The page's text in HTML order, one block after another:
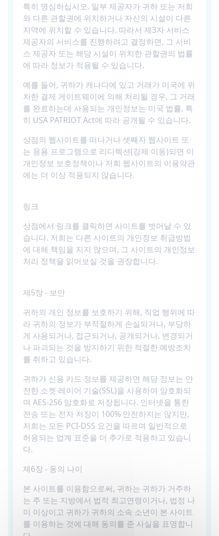
특히 명심하십시오. 일부 제공자가 귀하 또는 저희
와 다른 관할권에 위치하거나 자신의 시설이 다른
지역에 위치할 수 있습니다. 따라서 제3자 서비스
제공자의 서비스를 진행하려고 결정하면, 그 서비
스 제공자 또는 해당 시설이 위치한 관할권의 법률
에 따라 정보가 적용될 수 있습니다.
예를 들어, 귀하가 캐나다에 있고 거래가 미국에 위
치한 결제 게이트웨이에 의해 처리될 경우, 그 거래
를 완료하는데 사용되는 개인정보는 미국 법률, 특
히 USA PATRIOT Act에 따라 공개될 수 있습니다.
상점의 웹사이트를 떠나거나 셋째자 웹사이트 또
는 응용 프로그램으로 리디렉션(강제 이동)되면 이
개인정보 보호정책이나 저희 웹사이트의 이용약관
에는 더 이상 적용되지 않습니다.
링크
상점에서 링크를 클릭하면 사이트를 벗어날 수 있
습니다. 저희는 다른 사이트의 개인정보 취급방법
에 대해 책임을 지지 않으며, 그 사이트의 개인정보
처리 정책을 읽어보실 것을 권장합니다.
제5장 - 보안
귀하의 개인 정보를 보호하기 위해, 직업 행위에 따
라 귀하의 정보가 부적절하게 손실되거나, 부당하
게 사용되거나, 접근되거나, 공개되거나, 변경되거
나 파괴되는 것을 방지하기 위한 적절한 예방조치
를 취하고 있습니다.
귀하가 신용 카드 정보를 제공하면 해당 정보는 안
전한 소켓 레이어 기술(SSL)을 사용하여 암호화되
며 AES-256 암호화로 저장됩니다. 인터넷을 통한
전송 또는 전자 저장이 100% 안전하지는 않지만,
저희는 모든 PCI-DSS 요건을 따르며 일반적으로
허용되는 업계 표준을 더 추가로 적용하고 있습니
다.
제6장 - 동의 나이
본 사이트를 이용함으로써, 귀하는 귀하가 거주하
는 주 또는 지방에서 법적 최고연령이거나, 법정 나
이 이상이고 귀하가 귀하의 소속 소년이 본 사이트
를 이용하는 것에 대해 동의를 준 사실을 표명합니